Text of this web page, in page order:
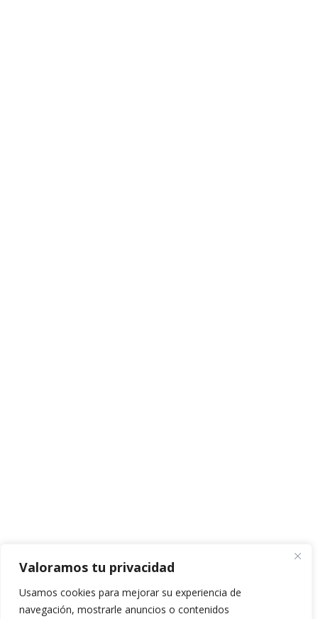
Valoramos tu privacidad
Usamos cookies para mejorar su experiencia de
navegación, mostrarle anuncios o contenidos